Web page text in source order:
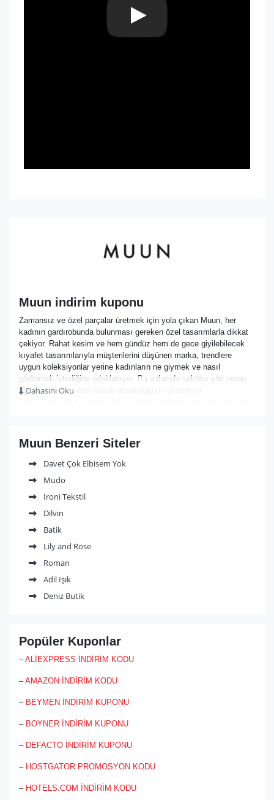
Muun indirim kuponu
Zamansız ve özel parçalar üretmek için yola çıkan Muun, her
kadının gardırobunda bulunması gereken özel tasarımlarla dikkat
çekiyor. Rahat kesim ve hem gündüz hem de gece giyilebilecek
kıyafet tasarımlarıyla müşterilerini düşünen marka, trendlere
uygun koleksiyonlar yerine kadınların ne giymek ve nasıl
görünmek istediğine odaklanıyor. Bu anlamda sektöre yön veren
Muun, kadınları özel olarak düşündüğünü gösteriyor.
alışveriş yapmaya da yardımcı olan marka, birçok farklı
kategoride ürünlerini sergiliyor.
Bluz, elbise, etek, ceket, kaban, tulum ve pantolon gibi
tepeden tırnağa tüm ihtiyaçları karşılayan Muun, her bütçeye
uygun tasarımlarıyla kendinizi farklı hissetmenizi sağlıyor.
güvenli ödeme seçenekleriyle tüm soru işaretlerini silen marka,
aynı gün kargo avantajı ve ücretsiz kargo fırsatıyla müşterilerini
memnun ediyor. Birçok ünlü ismin tercih ettiği Muun, indirim
kampanyalarıyla da dikkat çekiyor.
Tasarımlarında çevreye duyarlı ve cilde dost kumaşlar tercih eden
markanın en dikkat çeken özelliği ise kumaşların %99 geri
Muun indirim kodu ve kampanyaları için %100 kullanıcı dostu olan
Dahasını Oku
Muun Benzeri Siteler
Davet Çok Elbisem Yok
Mudo
İroni Tekstil
Dilvin
Batik
Lily and Rose
Roman
Adil Işık
Deniz Butik
Popüler Kuponlar
–ALİEXPRESS İNDİRİM KODU
–AMAZON İNDİRİM KODU
– BEYMEN İNDİRİM KUPONU
– BOYNER İNDİRİM KUPONU
– DEFACTO İNDİRİM KUPONU
– HOSTGATOR PROMOSYON KODU
– HOTELS.COM İNDİRİM KODU